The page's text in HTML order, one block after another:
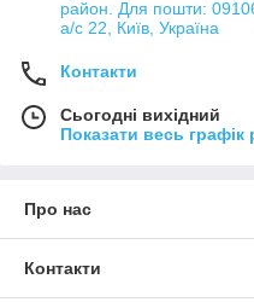
район. Для пошти:
а/с 22, Київ, Україна
Контакти
Сьогодні вихідний
Показати весь графік
Про нас
Контакти